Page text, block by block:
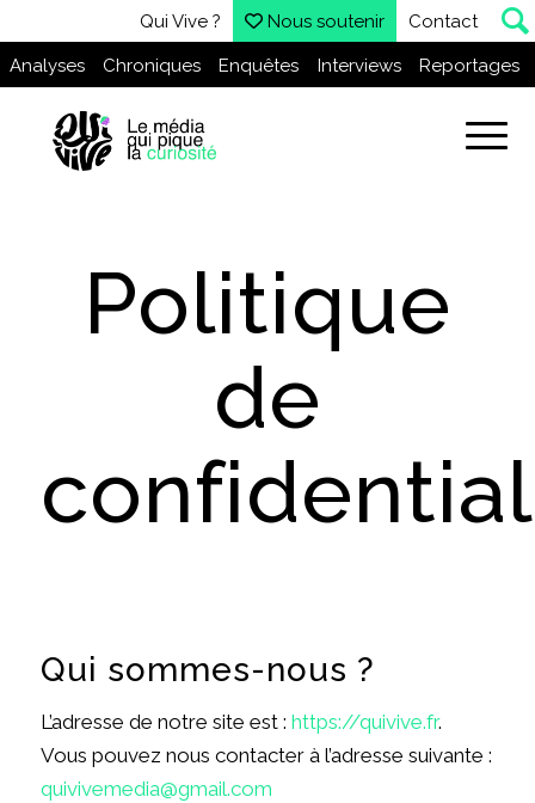
Qui Vive ? Nous soutenir Contact
Analyses Chroniques Enquêtes Interviews Reportages
Politique
de
Qui sommes-nous ?
L’adresse de notre site est : https://quivive.fr.
Vous pouvez nous contacter à l’adresse suivante :
quivivemedia@gmail.com